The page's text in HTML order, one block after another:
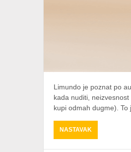
Limundo je poznat po
kada nuditi,
kupi odmah dugme). To
NASTAVAK
PONUDI
MANJE